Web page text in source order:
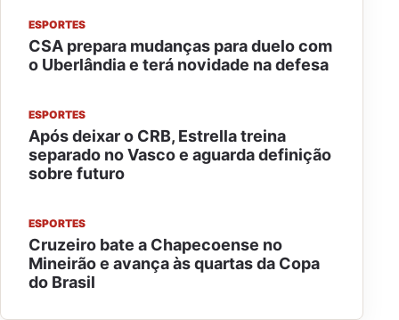
ESPORTES
CSA prepara mudanças para duelo com
o Uberlândia e terá novidade na defesa
ESPORTES
Após deixar o CRB, Estrella treina
separado no Vasco e aguarda definição
sobre futuro
ESPORTES
Cruzeiro bate a Chapecoense no
Mineirão e avança às quartas da Copa
do Brasil